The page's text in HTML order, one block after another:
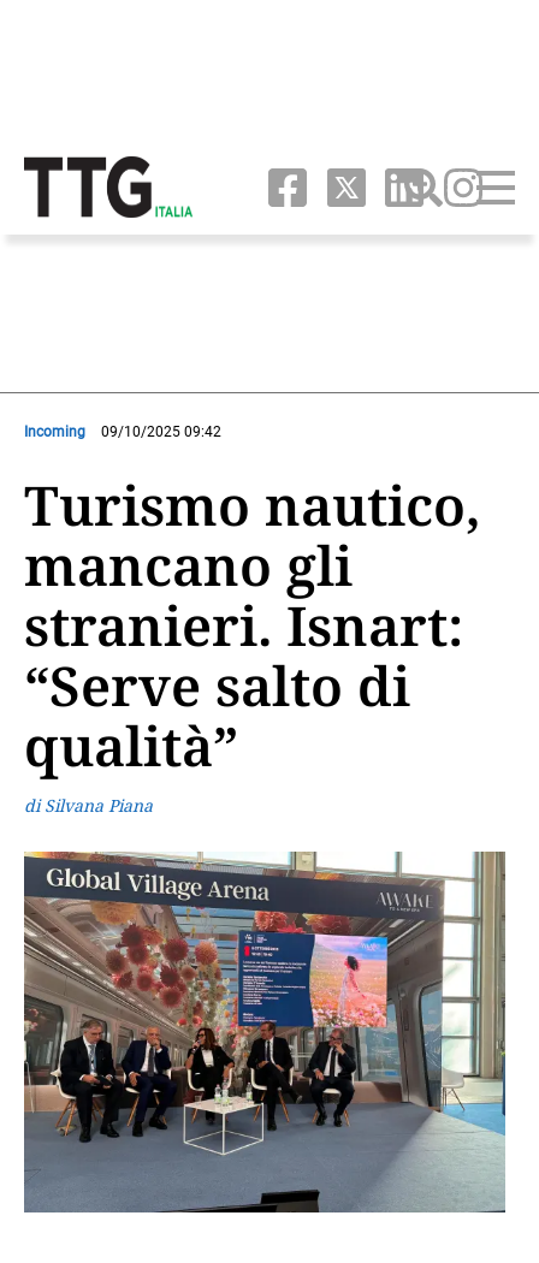
Incoming 09/10/2025 09:42
Turismo nautico,
mancano gli
stranieri. Isnart:
“Serve salto di
qualità”
di Silvana Piana